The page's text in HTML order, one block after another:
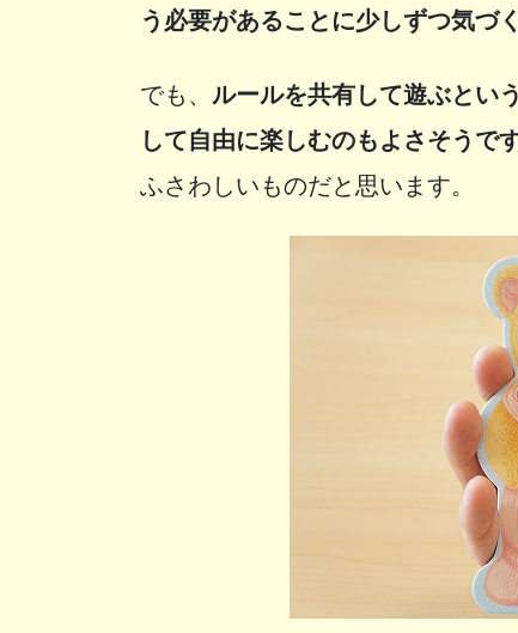
う必要があることに少しずつ気づ
でも、 ルールを共有して遊ぶとい
して自由に楽しむのもよさそうです
ふさわしいものだと思います。